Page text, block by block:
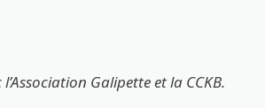
Galipette et la CCKB.